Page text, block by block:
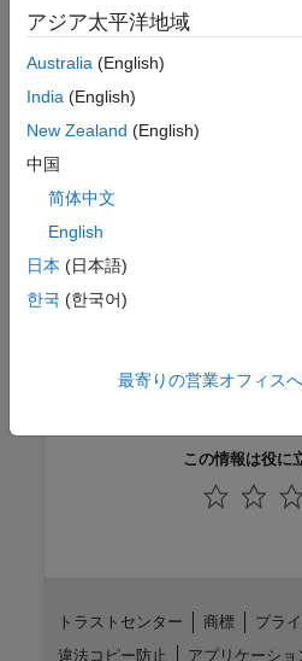
この関数を使用するには、
インクルードしなければなりま
を参照してください。
言語
C
TLC 関数
なしAPI 互換のデータ型のチェッ
れます。API 互換のデータ型の
ていません。
この情報は役に
アジア太平洋地域
Australia (English)
India (English)
New Zealand (English)
中国
简体中文
English
日本 (日本語)
한국 (한국어)
最寄りの営業オフィス
トラストセンター 商標
プラ
違法コピー防止
アプリケーショ